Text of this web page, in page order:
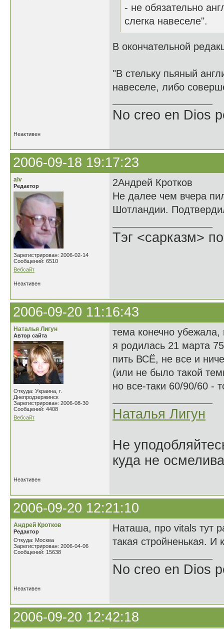
- не обязательно
слегка навеселе".
В окончательной
"В стельку пьяный
навеселе, либо
No creo en Dios
Неактивен
2006-09-18 19:17:23
alv
Редактор
Зарегистрирован: 2006-02-14
Сообщений: 6510
Вебсайт
2Андрей Кротков
Не далее чем вчера
Шотландии.
Тэг <сарказм>
Неактивен
2006-09-20 11:16:43
Наталья Лигун
Автор сайта
Откуда: Украина, г.
Днепродзержинск
Зарегистрирован: 2006-08-30
Сообщений: 4408
Вебсайт
тема конечно
я родилась 21 марта
пить ВСЁ, не все и
(или не было такой
но все-таки 60/90/60 -
Наталья Лигун
Не
куда не
Неактивен
2006-09-20 12:21:10
Андрей Кротков
Редактор
Откуда: Москва
Зарегистрирован: 2006-04-06
Сообщений: 15638
Наташа, про vitals тут
такая стройненькая.
No creo en Dios
Неактивен
2006-09-20 12:42:18